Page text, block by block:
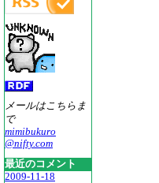
メールはこちらま
で
mimibukuro
@nifty.com
最近のコメント
2009-11-18